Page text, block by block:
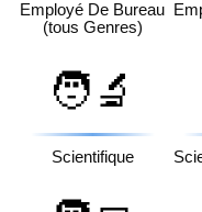
Employé De Bureau
(tous Genres)
🧑‍🔬
Scientifique